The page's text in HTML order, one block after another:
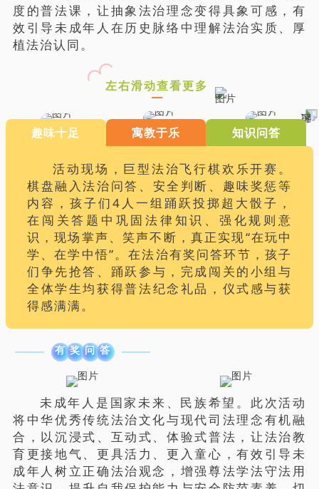
度的普法课，让抽象法治理念变得具象可感，有
效引导未成年人在历史脉络中理解法治实质、厚
植法治认同。
左右滑动查看更多
趣味十足 寓教于乐 知识问答
活动现场，巨型法治飞行棋欢乐开赛。
棋盘融入法治问答、安全判断、趣味奖惩等
内容，孩子们4人一组踊跃投掷超大骰子，
在闯关答题中巩固法律知识、强化规则意
识，现场掌声、笑声不断，真正实现“在玩中
学、在学中悟”。在法治有奖问答环节，孩子
们争先抢答、踊跃参与，完成闯关的小组与
全体学生均获得普法纪念礼品，仪式感与获
得感满满。
有 奖 问 答
未成年人是国家未来、民族希望。此次活动
将中华优秀传统法治文化与现代司法理念有机融
合，以沉浸式、互动式、体验式普法，让法治教
育更接地气、更具活力、更入童心，有效引导未
成年人树立正确法治观念，增强尊法学法守法用